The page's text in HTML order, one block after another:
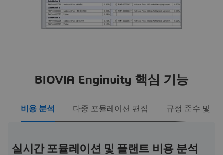
BIOVIA Enginuity 핵심 기능
비용 분석 다중 포뮬레이션 편집 규정 준수 및 라
실시간 포뮬레이션 및 플랜트 비용 분석